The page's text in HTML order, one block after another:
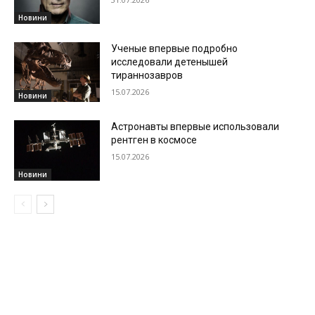
Новини
Новини
Ученые впервые подробно
исследовали детенышей
тираннозавров
15.07.2026
Новини
Астронавты впервые использовали
рентген в космосе
15.07.2026